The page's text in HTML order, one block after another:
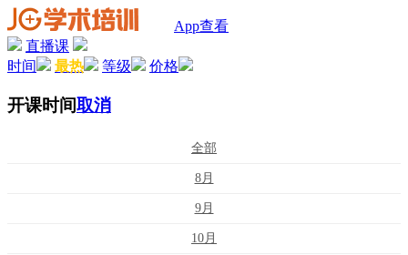
App查看
直播课
时间
最热 等级 价格
开课时间取消
全部
8月
9月
10月